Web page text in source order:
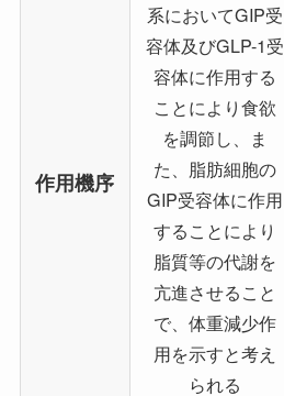
作用機序
系においてGIP受
容体及びGLP-1受
容体に作用する
ことにより食欲
を調節し、ま
た、脂肪細胞の
GIP受容体に作用
することにより
脂質等の代謝を
亢進させること
で、体重減少作
用を示すと考え
られる